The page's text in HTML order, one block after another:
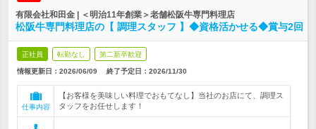
有限会社和田金 | ＜明治11年創業＞老舗松阪牛専門料理店
松阪牛専門料理店の【 調理スタッフ 】◆資格活かせる◆賞与2回
正社員 転勤なし 第二新卒歓迎
情報更新日：2026/06/09 終了予定日： 2026/11/30
仕事内容
【お客様を美味しい料理でおもてなし】当社のお店にて、調理ス
タッフをお任せします！